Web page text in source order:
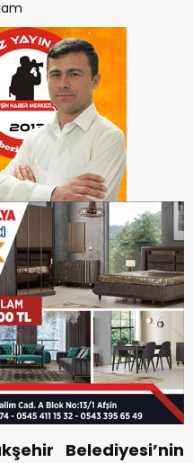
Belediyesi’nin